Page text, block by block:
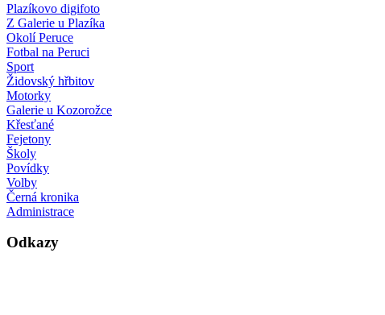
Plazíkovo digifoto
Z Galerie u Plazíka
Okolí Peruce
Fotbal na Peruci
Sport
Židovský hřbitov
Motorky
Galerie u Kozorožce
Křesťané
Fejetony
Školy
Povídky
Volby
Černá kronika
Administrace
Odkazy